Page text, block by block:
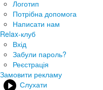
Логотип
Потрібна допомога
Написати нам
Relax-клуб
Вхід
Забули пароль?
Реєстрація
Замовити рекламу
Слухати